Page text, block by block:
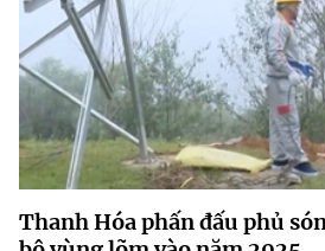
Thanh Hóa phấn đấu phủ